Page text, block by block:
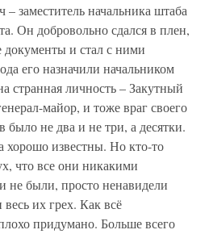
заместитель начальника штаба
Он добровольно сдался в плен,
и стал с ними
его назначили начальником
странная личность – Закутный
майор, и тоже враг своего
было не два и не три, а десятки.
известны. Но кто-то
что все они никакими
не были, просто ненавидели
их грех. Как всё
придумано. Больше всего